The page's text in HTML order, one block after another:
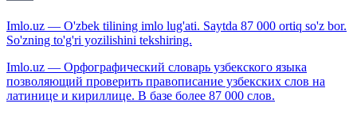
Imlo.uz — O'zbek tilining imlo lug'ati. Saytda 87 000 ortiq so'z bor.
So'zning to'g'ri yozilishini tekshiring.
Imlo.uz — Орфографический словарь узбекского языка
позволяющий проверить правописание узбекских слов на
латинице и кириллице. В базе более 87 000 слов.